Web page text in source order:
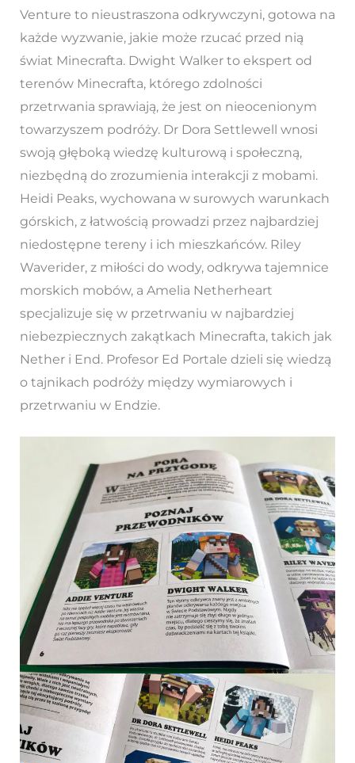
Venture to nieustraszona odkrywczyni, gotowa na
każde wyzwanie, jakie może rzucać przed nią
świat Minecrafta. Dwight Walker to ekspert od
terenów Minecrafta, którego zdolności
przetrwania sprawiają, że jest on nieocenionym
towarzyszem podróży. Dr Dora Settlewell wnosi
swoją głęboką wiedzę kulturową i społeczną,
niezbędną do zrozumienia interakcji z mobami.
Heidi Peaks, wychowana w surowych warunkach
górskich, z łatwością prowadzi przez najbardziej
niedostępne tereny i ich mieszkańców. Riley
Waverider, z miłości do wody, odkrywa tajemnice
morskich mobów, a Amelia Netherheart
specjalizuje się w przetrwaniu w najbardziej
niebezpiecznych zakątkach Minecrafta, takich jak
Nether i End. Profesor Ed Portale dzieli się wiedzą
o tajnikach podróży między wymiarowych i
przetrwaniu w Endzie.